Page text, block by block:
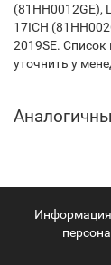
(81HH0012GE),
17ICH
2019SE.
уточнить у
Информация